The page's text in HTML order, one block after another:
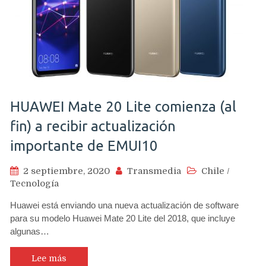
HUAWEI Mate 20 Lite comienza (al
fin) a recibir actualización
importante de EMUI10
2 septiembre, 2020 Transmedia Chile /
Tecnología
Huawei está enviando una nueva actualización de software
para su modelo Huawei Mate 20 Lite del 2018, que incluye
algunas…
Lee más